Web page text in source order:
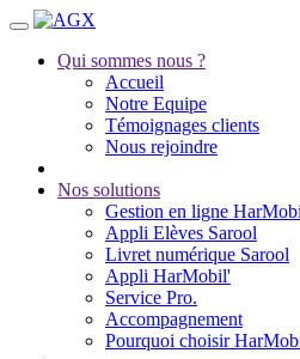
Qui sommes nous ?
Accueil
Notre Equipe
Témoignages clients
Nous rejoindre
Nos solutions
Gestion en ligne
Appli Elèves Sarool
Livret numérique Sarool
Appli HarMobil'
Service Pro.
Accompagnement
Pourquoi choisir